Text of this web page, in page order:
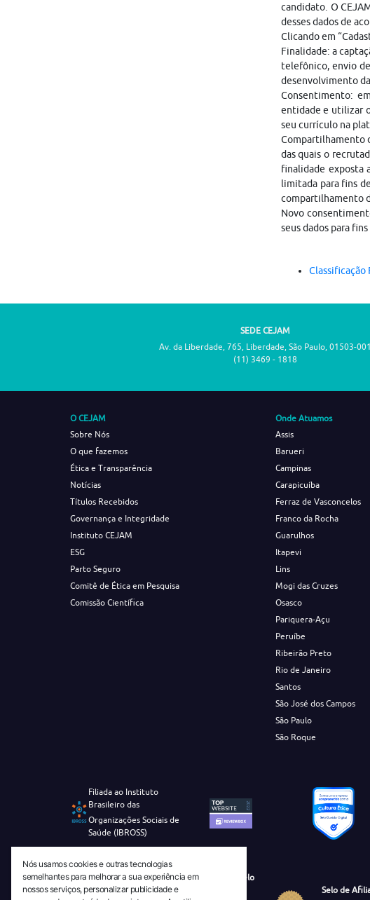
candidato. O
desses dados de
Clicando em
Finalidade: a
telefônico, envio
desenvolvimento
Consentimento:
entidade e utilizar
seu currículo na
Compartilhamento
das quais o
finalidade exposta
limitada para fins
compartilhamento
Novo
seus dados para
Classificação
SEDE CEJAM
Av. da Liberdade, 765, Liberdade, São Paulo, 01503-001
(11) 3469 - 1818
O CEJAM
Sobre Nós
O que fazemos
Ética e Transparência
Notícias
Títulos Recebidos
Governança e Integridade
Instituto CEJAM
ESG
Parto Seguro
Comitê de Ética em Pesquisa
Comissão Científica
Onde Atuamos
Assis
Barueri
Campinas
Carapicuíba
Ferraz de Vasconcelos
Franco da Rocha
Guarulhos
Itapevi
Lins
Mogi das Cruzes
Osasco
Pariquera-Açu
Peruíbe
Ribeirão Preto
Rio de Janeiro
Santos
São José dos Campos
São Paulo
São Roque
Filiada ao Instituto
Brasileiro das
Organizações Sociais de
Saúde (IBROSS)
Revista Tecnico-Cientifica CEJAM Selo
Diamante de Ciência Aberta
Selo de
Nós usamos cookies e outras tecnologias
semelhantes para melhorar a sua experiência em
nossos serviços, personalizar publicidade e